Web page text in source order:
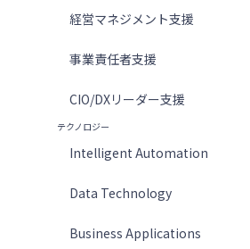
経営マネジメント支援
事業責任者支援
CIO/DXリーダー支援
テクノロジー
Intelligent Automation
Data Technology
Business Applications